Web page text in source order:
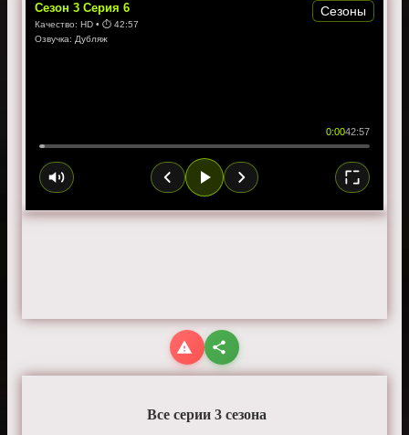
Сезон 3 Серия 6
Качество: HD • ⏱ 42:57
Озвучка: Дубляж
0:0042:57
Сезоны
Все серии 3 сезона